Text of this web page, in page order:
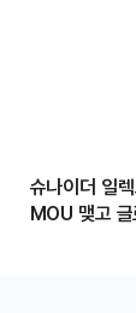
슈나이더 일
MOU 맺고